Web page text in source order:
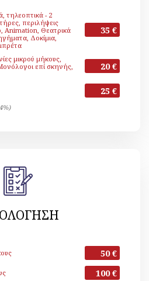
τηλεοπτικά - 2
περιλήψεις
Animation, Θεατρικά
Δοκίμια,
35 €
μικρού μήκους,
επί σκηνής,
20 €
25 €
50 €
100 €